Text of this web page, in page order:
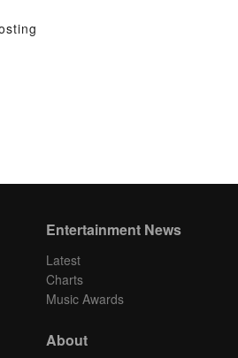
Entertainment News
Latest
Charts
Music Awards
About